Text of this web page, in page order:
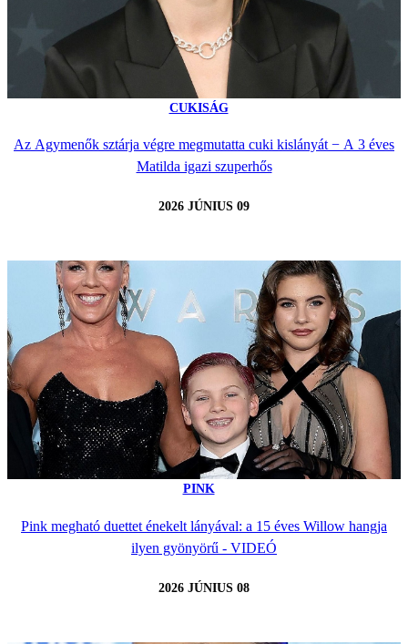
CUKISÁG
Az Agymenők sztárja végre megmutatta cuki kislányát − A 3 éves
Matilda igazi szuperhős
2026 JÚNIUS 09
PINK
Pink megható duettet énekelt lányával: a 15 éves Willow hangja
ilyen gyönyörű - VIDEÓ
2026 JÚNIUS 08